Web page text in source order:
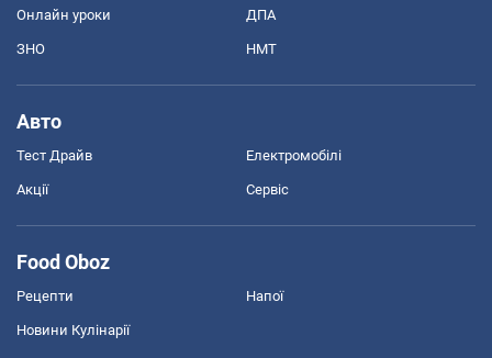
Онлайн уроки ДПА
ЗНО НМТ
Авто
Тест Драйв Електромобілі
Акції Сервіс
Food Oboz
Рецепти Напої
Новини Кулінарії